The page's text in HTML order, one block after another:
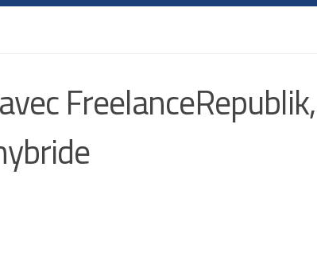
FreelanceRepublik,